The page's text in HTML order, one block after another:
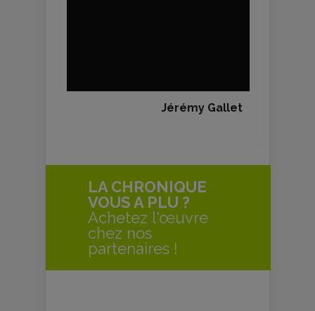
Jérémy Gallet
LA CHRONIQUE
VOUS A PLU ?
Achetez l'œuvre
chez nos
partenaires !